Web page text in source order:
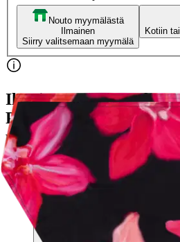
Nouto myymälästä
Ilmainen
Siirry valitsemaan myymälä
Kotiin
Ilmainen toimitus yli
Postin
palvelupisteeseen!
Etu ei koske Suuri‑lisäpalvelulla
Tarkista